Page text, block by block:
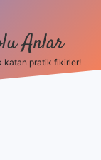
Anlar
katan pratik fikirler!